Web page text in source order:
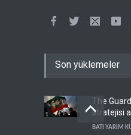
Son yüklemeler
The
stratejisi
BATI YARIM